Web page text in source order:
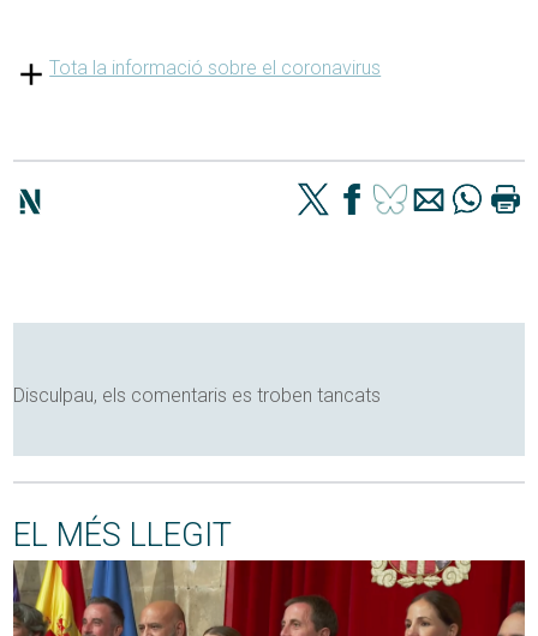
Tota la informació sobre el coronavirus
Disculpau, els comentaris es troben tancats
EL MÉS LLEGIT